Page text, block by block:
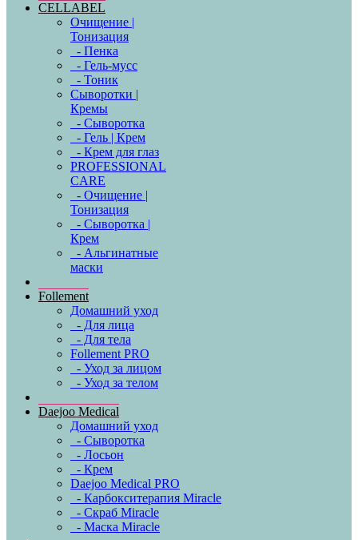
CELLABEL
Очищение |
Тонизация
- Пенка
- Гель-мусс
- Тоник
Сыворотки |
Кремы
- Сыворотка
- Гель | Крем
- Крем для глаз
PROFESSIONAL
CARE
- Очищение |
Тонизация
- Сыворотка |
Крем
- Альгинатные
маски
Follement
Домашний уход
- Для лица
- Для тела
Follement PRO
- Уход за лицом
- Уход за телом
Daejoo Medical
Домашний уход
- Сыворотка
- Лосьон
- Крем
Daejoo Medical PRO
- Карбокситерапия Miracle
- Скраб Miracle
- Маска Miracle